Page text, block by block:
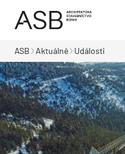
ASB Aktuálně Události